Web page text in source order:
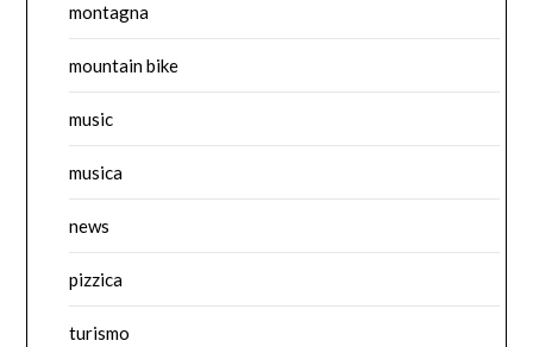
montagna
mountain bike
music
musica
news
pizzica
turismo